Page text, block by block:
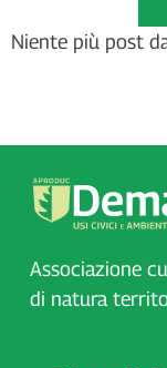
Niente più post
Associazione
di natura